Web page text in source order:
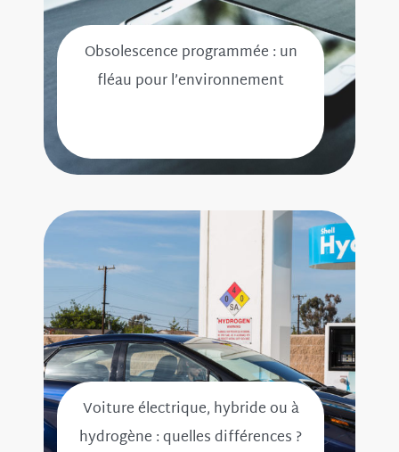
Obsolescence programmée : un
fléau pour l’environnement
Voiture électrique, hybride ou à
hydrogène : quelles différences ?